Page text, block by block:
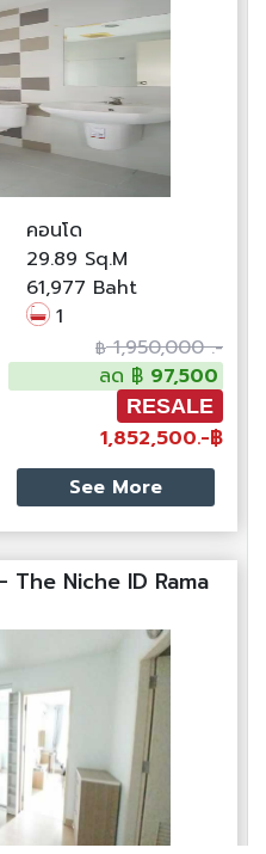
คอนโด
29.89 Sq.M
61,977 Baht
1
฿1,950,000 .-
ลด ฿ 97,500
RESALE
1,852,500.-฿
See More
The Niche ID Rama